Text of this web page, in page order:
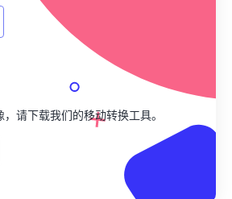
来自网址
请下载我们的移动转换工具。